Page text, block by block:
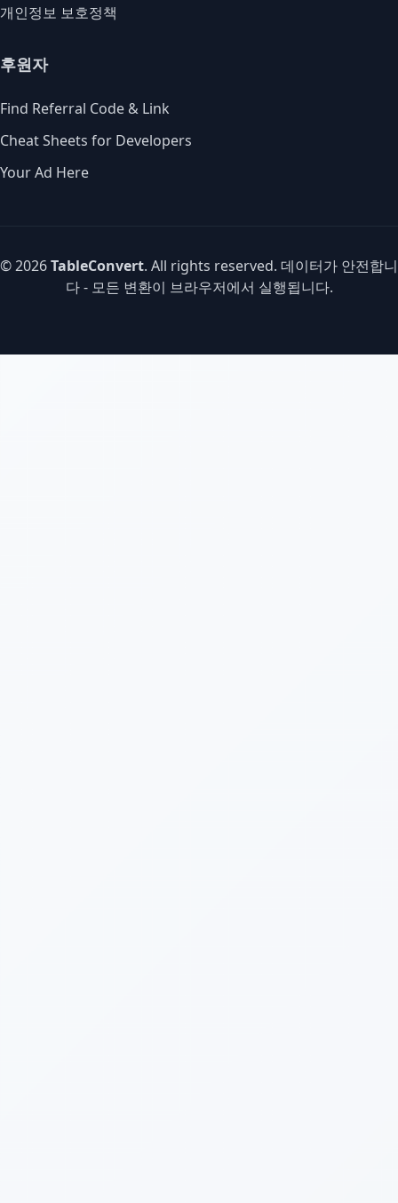
개인정보 보호정책
후원자
Find Referral Code & Link
Cheat Sheets for Developers
Your Ad Here
© 2026TableConvert. All rights reserved. 데이터가 안전합니
다 - 모든 변환이 브라우저에서 실행됩니다.